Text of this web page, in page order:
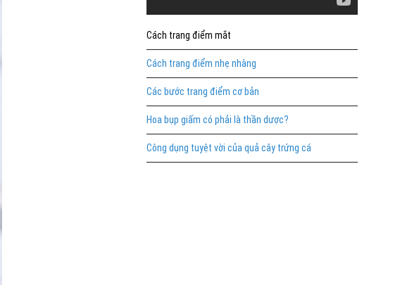
Cách trang điểm mắt
Cách trang điểm nhẹ nhàng
Các bước trang điểm cơ bản
Hoa bụp giấm có phải là thần dược?
Công dụng tuyệt vời của quả cây trứng cá